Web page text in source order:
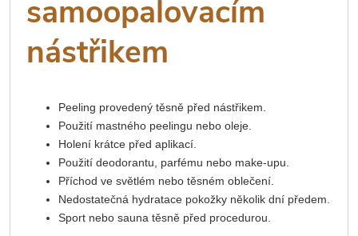
samoopalovacím
nástřikem
Peeling provedený těsně před nástřikem.
Použití mastného peelingu nebo oleje.
Holení krátce před aplikací.
Použití deodorantu, parfému nebo make-upu.
Příchod ve světlém nebo těsném oblečení.
Nedostatečná hydratace pokožky několik dní předem.
Sport nebo sauna těsně před procedurou.